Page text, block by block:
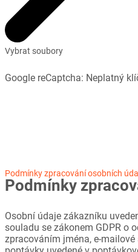
Vybrat soubory
Google reCaptcha: Neplatný
Podmínky zpracování osobních
Podmínky
Osobní údaje zákazníku
souladu se zákonem GDPR o
zpracováním jména, e-